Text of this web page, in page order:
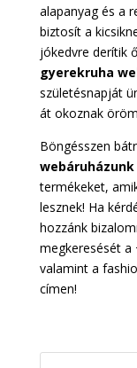
alapanyag és a
biztosít a
jókedvre derítik
gyerekruha
születésnapját
át okoznak
Böngésszen
webáruházunk
termékeket,
lesznek! Ha
hozzánk
megkeresését a
valamint a
címen!